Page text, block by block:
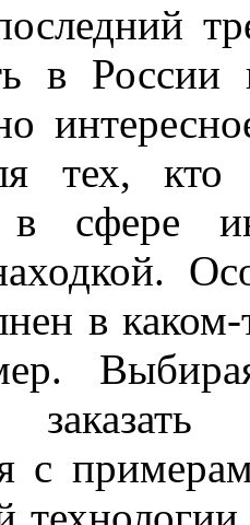
в
тех, кто
сфере
в
с